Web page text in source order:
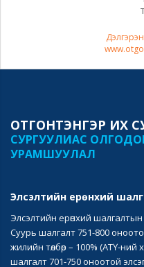
ОТГОНТЭНГЭР ИХ
СУРГУУЛИАС ОЛГОДОГ
УРАМШУУЛАЛ
Элсэлтийн ерөнхий
Элсэлтийн ерөнхий шалгалтын
Суурь шалгалт 751-800
жилийн төлбөр – 100% (АТҮ-ний
шалгалт 701-750 оноотой